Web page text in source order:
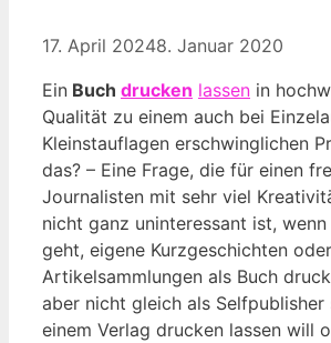
17. April 20248. Januar 2020
Ein Buch drucken lassen in
Qualität zu einem auch bei
Kleinstauflagen erschwinglichen
das? – Eine Frage, die für einen
Journalisten mit sehr viel
nicht ganz uninteressant ist, wenn
geht, eigene Kurzgeschichten oder
Artikelsammlungen als Buch
aber nicht gleich als Selfpublisher
einem Verlag drucken lassen will